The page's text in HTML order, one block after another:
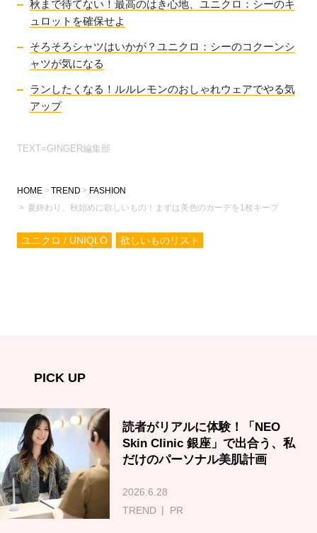
秋まで待てない！最高のはき心地、ユニクロ：シーのキ
ュロットを確保せよ
そろそろシャツはいかが？ユニクロ：シーのコクーンシ
ャツが気になる
ランしたくなる！ルルレモンのおしゃれウェアでやる気
アップ
TEXT=GINGER編集部
HOME TREND
FASHION
夏終わり、秋始めに欲しいもの！まずは美色のカーデを1枚キープ
ユニクロ / UNIQLO 欲しいものリスト
PICK UP
読者がリアルに体験！「NEO
Skin Clinic 銀座」で出合う、私
だけのパーソナル美肌計画
2026.6.28
TREND
PR